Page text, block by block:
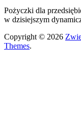
Pożyczki dla
w dzisiejszym
Copyright © 2026
Themes.